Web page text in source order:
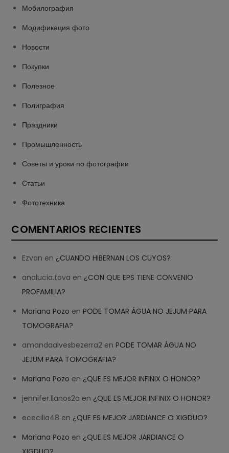
Мобилография
Модификация фото
Новости
Покупки
Полезное
Полиграфия
Праздники
Промышленность
Советы и уроки по фотографии
Статьи
Фототехника
COMENTARIOS RECIENTES
Ezvan en ¿CUANDO HIBERNAN LOS CUYOS?
analucia.tova en ¿CON QUE EPS TIENE CONVENIO
PROFAMILIA?
Mariana Pozo enPODE TOMAR ÁGUA NO JEJUM PARA
TOMOGRAFIA?
amandaalvesbezerra2 enPODE TOMAR ÁGUA NO
JEJUM PARA TOMOGRAFIA?
Mariana Pozo en ¿QUE ES MEJOR INFINIX O HONOR?
jennifer.llanos2a en ¿QUE ES MEJOR INFINIX O HONOR?
ececilia48 en ¿QUE ES MEJOR JARDIANCE O XIGDUO?
Mariana Pozo en ¿QUE ES MEJOR JARDIANCE O